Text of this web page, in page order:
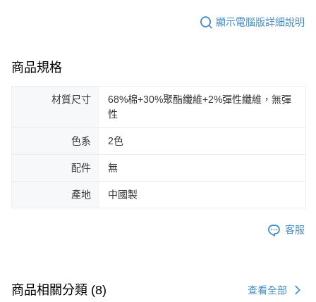
顯示電腦版詳細說明
商品規格
材質尺寸
68%棉+30%聚酯纖維+2%彈性纖維，無彈
性
色系 2色
配件 無
產地 中國製
客服
商品相關分類 (8) 查看全部